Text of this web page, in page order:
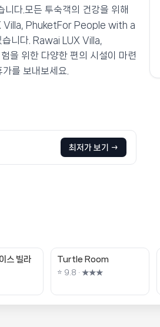
다.모든 투숙객의 건강을 위해
Villa, PhuketFor People with a
니다. Rawai LUX Villa,
위한 다양한 편의 시설이 마련
를 보내보세요.
최저가 보기 →
스 빌라 Turtle Room
⭐ 9.8 · ★★★